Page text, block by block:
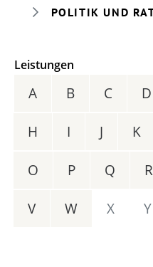
POLITIK UND
Leistungen
A B C D
H I J K
O P Q R
V W X Y